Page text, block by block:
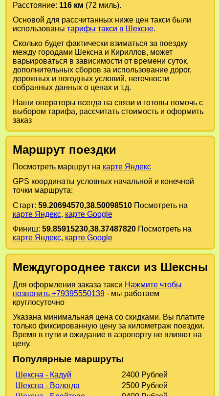
Расстояние: 116 км (72 миль).
Основой для рассчитанных ниже цен такси были
использованы тарифы такси в Шексне.
Сколько будет фактически взиматься за поездку
между городами Шекснаи Кириллов, может
варьироваться в зависимости от времени суток,
дополнительных сборов за использование дорог,
дорожных и погодных условий, неточности
собранных данных о ценах и т.д.
Наши операторы всегда на связи и готовы помочь с
выбором тарифа, рассчитать стоимость и оформить
заказ
Маршрут поездки
Посмотреть маршрут на карте Яндекс
GPS координаты условных начальной и конечной
точки маршрута:
Старт: 59.20694570,38.50098510Посмотреть на
карте Яндекс, карте Google
Финиш: 59.85915230,38.37487820Посмотреть на
карте Яндекс, карте Google
Междугороднее такси из Шексны
Для оформления заказа такси Нажмите чтобы
позвонить +79395550139- мы работаем
круглосуточно
Указана минимальная цена со скидками. Вы платите
только фиксированную цену за километраж поездки.
Время в пути и ожидание в аэропорту не влияют на
цену.
Популярные маршруты
Шексна - Кадуй
2400 Рублей
Шексна - Вологда
2500 Рублей